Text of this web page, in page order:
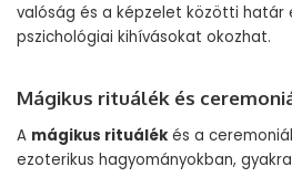
valóság és a képzelet közötti határ
pszichológiai kihívásokat okozhat.
Mágikus rituálék és
A mágikus rituálék és a
ezoterikus hagyományokban,